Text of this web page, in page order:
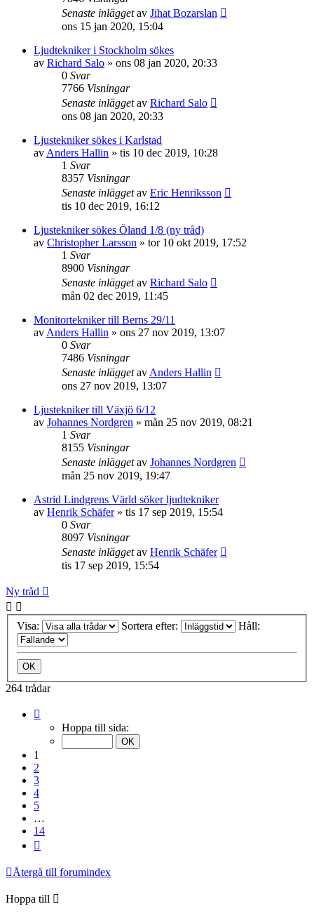
Senaste inläggetav Jihat Bozarslan
ons 15 jan 2020, 15:04
Ljudtekniker i Stockholm sökes
av Richard Salo » ons 08 jan 2020, 20:33
0 Svar
7766 Visningar
Senaste inläggetav Richard Salo
ons 08 jan 2020, 20:33
Ljustekniker sökes i Karlstad
av Anders Hallin » tis 10 dec 2019, 10:28
1 Svar
8357 Visningar
Senaste inläggetav Eric Henriksson
tis 10 dec 2019, 16:12
Ljustekniker sökes Öland 1/8 (ny tråd)
av Christopher Larsson » tor 10 okt 2019, 17:52
1 Svar
8900 Visningar
Senaste inläggetav Richard Salo
mån 02 dec 2019, 11:45
Monitortekniker till Berns 29/11
av Anders Hallin » ons 27 nov 2019, 13:07
0 Svar
7486 Visningar
Senaste inläggetav Anders Hallin
ons 27 nov 2019, 13:07
Ljustekniker till Växjö 6/12
av Johannes Nordgren » mån 25 nov 2019, 08:21
1 Svar
8155 Visningar
Senaste inläggetav Johannes Nordgren
mån 25 nov 2019, 19:47
Astrid Lindgrens Värld söker ljudtekniker
av Henrik Schäfer» tis 17 sep 2019, 15:54
0 Svar
8097 Visningar
Senaste inläggetav Henrik Schäfer
tis 17 sep 2019, 15:54
Ny tråd
Visa: Sortera efter: Håll:
264 trådar
Hoppa till sida:
1
2
3
4
5
…
14
Återgå till forumindex
Hoppa till